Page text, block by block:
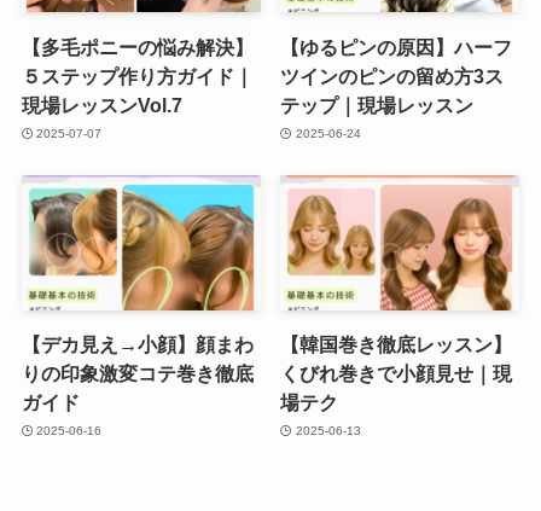
【多毛ポニーの悩み解決】
５ステップ作り方ガイド｜
現場レッスンVol.7
2025-07-07
【ゆるピンの原因】ハーフ
ツインのピンの留め方3ス
テップ｜現場レッスン
2025-06-24
【デカ見え→小顔】顔まわ
りの印象激変コテ巻き徹底
ガイド
2025-06-16
【韓国巻き徹底レッスン】
くびれ巻きで小顔見せ｜現
場テク
2025-06-13